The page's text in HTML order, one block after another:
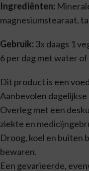
Ingrediënten:
magnesiumstearaat,
Gebruik: 3x daags 1
6 per dag met water
Dit product is een
Aanbevolen
Overleg met een
ziekte en
Droog, koel en buiten
bewaren.
Een gevarieerde,